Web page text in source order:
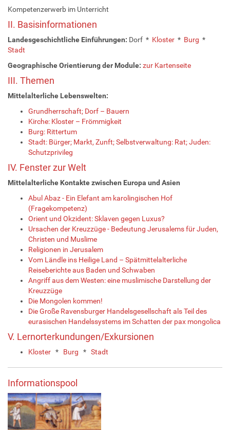
Kompetenzerwerb im Unterricht
II. Basisinformationen
Landesgeschichtliche Einführungen: Dorf * Kloster * Burg *
Stadt
Geographische Orientierung der Module: zur Kartenseite
III. Themen
Mittelalterliche Lebenswelten:
Grundherrschaft; Dorf – Bauern
Kirche: Kloster – Frömmigkeit
Burg: Rittertum
Stadt: Bürger; Markt, Zunft; Selbstverwaltung: Rat; Juden:
Schutzprivileg
IV. Fenster zur Welt
Mittelalterliche Kontakte zwischen Europa und Asien
Abul Abaz - Ein Elefant am karolingischen Hof
(Fragekompetenz)
Orient und Okzident: Sklaven gegen Luxus?
Ursachen der Kreuzzüge - Bedeutung Jerusalems für Juden,
Christen und Muslime
Religionen in Jerusalem
Vom Ländle ins Heilige Land – Spätmittelalterliche
Reiseberichte aus Baden und Schwaben
Angriff aus dem Westen: eine muslimische Darstellung der
Kreuzzüge
Die Mongolen kommen!
Die Große Ravensburger Handelsgesellschaft als Teil des
eurasischen Handelssystems im Schatten der pax mongolica
V. Lernorterkundungen/Exkursionen
Kloster * Burg * Stadt
Informationspool